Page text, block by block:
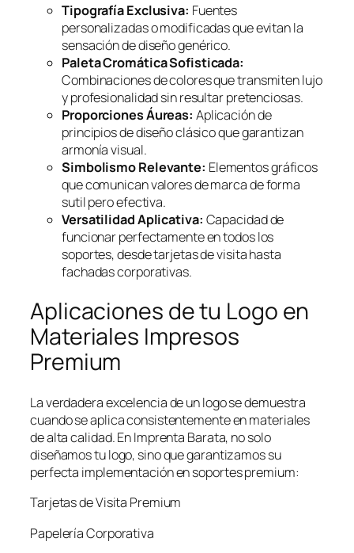
Tipografía Exclusiva: Fuentes
personalizadas o modificadas que evitan la
sensación de diseño genérico.
Paleta Cromática Sofisticada:
Combinaciones de colores que transmiten lujo
y profesionalidad sin resultar pretenciosas.
Proporciones Áureas: Aplicación de
principios de diseño clásico que garantizan
armonía visual.
Simbolismo Relevante: Elementos gráficos
que comunican valores de marca de forma
sutil pero efectiva.
Versatilidad Aplicativa: Capacidad de
funcionar perfectamente en todos los
soportes, desde tarjetas de visita hasta
fachadas corporativas.
Aplicaciones de tu Logo en
Materiales Impresos
Premium
La verdadera excelencia de un logo se demuestra
cuando se aplica consistentemente en materiales
de alta calidad. En Imprenta Barata, no solo
diseñamos tu logo, sino que garantizamos su
perfecta implementación en soportes premium:
Tarjetas de Visita Premium
Papelería Corporativa